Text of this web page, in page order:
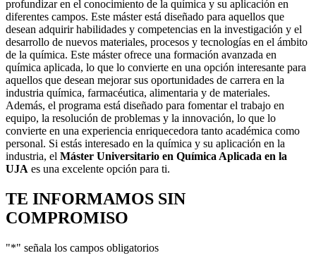
profundizar en el conocimiento de la química y su aplicación en
diferentes campos. Este máster está diseñado para aquellos que
desean adquirir habilidades y competencias en la investigación y el
desarrollo de nuevos materiales, procesos y tecnologías en el ámbito
de la química. Este máster ofrece una formación avanzada en
química aplicada, lo que lo convierte en una opción interesante para
aquellos que desean mejorar sus oportunidades de carrera en la
industria química, farmacéutica, alimentaria y de materiales.
Además, el programa está diseñado para fomentar el trabajo en
equipo, la resolución de problemas y la innovación, lo que lo
convierte en una experiencia enriquecedora tanto académica como
personal. Si estás interesado en la química y su aplicación en la
industria, el Máster Universitario en Química Aplicada en la
UJA es una excelente opción para ti.
TE INFORMAMOS SIN
COMPROMISO
"*" señala los campos obligatorios